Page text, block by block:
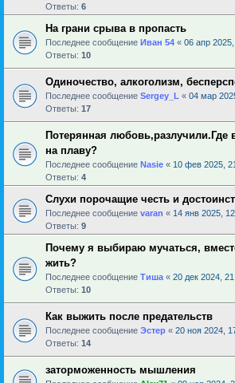
Ответы: 6
На грани срыва в пропасть
Последнее сообщение Иван 54 « 06 апр 2025,
Ответы: 10
Одиночество, алкоголизм,
Последнее сообщение Sergey_L « 04 мар
Ответы: 17
Потерянная любовь,разлучили.Где
на плаву?
Последнее сообщение Nasie « 10 фев 2025,
Ответы: 4
Слухи порочащие честь и
Последнее сообщение varan « 14 янв 2025,
Ответы: 9
Почему я выбираю мучаться,
жить?
Последнее сообщение Тиша « 20 дек 2024,
Ответы: 10
Как выжить после предательств
Последнее сообщение Эстер « 20 ноя 2024,
Ответы: 14
заторможенность мышления